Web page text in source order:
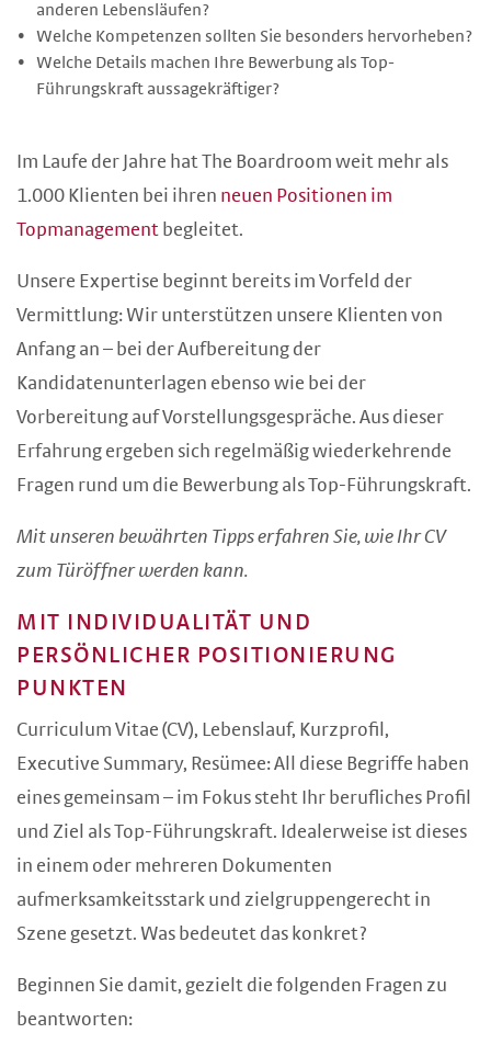
anderen Lebensläufen?
Welche Kompetenzen sollten Sie besonders hervorheben?
Welche Details machen Ihre Bewerbung als Top-
Führungskraft aussagekräftiger?
Im Laufe der Jahre hat The Boardroom weit mehr als
1.000 Klienten bei ihren neuen Positionen im
Topmanagement begleitet.
Unsere Expertise beginnt bereits im Vorfeld der
Vermittlung: Wir unterstützen unsere Klienten von
Anfang an – bei der Aufbereitung der
Kandidatenunterlagen ebenso wie bei der
Vorbereitung auf Vorstellungsgespräche. Aus dieser
Erfahrung ergeben sich regelmäßig wiederkehrende
Fragen rund um die Bewerbung als Top-Führungskraft.
Mit unseren bewährten Tipps erfahren Sie, wie Ihr CV
zum Türöffner werden kann.
MIT INDIVIDUALITÄT UND
PERSÖNLICHER POSITIONIERUNG
PUNKTEN
Curriculum Vitae (CV), Lebenslauf, Kurzprofil,
Executive Summary, Resümee: All diese Begriffe haben
eines gemeinsam – im Fokus steht Ihr berufliches Profil
und Ziel als Top-Führungskraft. Idealerweise ist dieses
in einem oder mehreren Dokumenten
aufmerksamkeitsstark und zielgruppengerecht in
Szene gesetzt. Was bedeutet das konkret?
Beginnen Sie damit, gezielt die folgenden Fragen zu
beantworten: